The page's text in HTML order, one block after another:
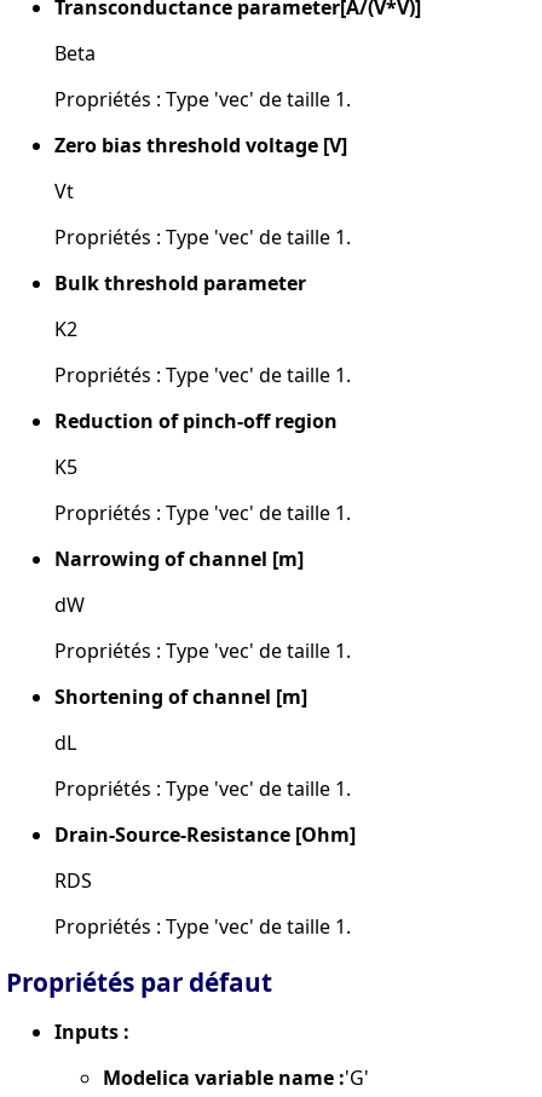
Transconductance parameter[A/(V*V)]
Beta
Propriétés : Type 'vec' de taille 1.
Zero bias threshold voltage [V]
Vt
Propriétés : Type 'vec' de taille 1.
Bulk threshold parameter
K2
Propriétés : Type 'vec' de taille 1.
Reduction of pinch-off region
K5
Propriétés : Type 'vec' de taille 1.
Narrowing of channel [m]
dW
Propriétés : Type 'vec' de taille 1.
Shortening of channel [m]
dL
Propriétés : Type 'vec' de taille 1.
Drain-Source-Resistance [Ohm]
RDS
Propriétés : Type 'vec' de taille 1.
Propriétés par défaut
Inputs :
Modelica variable name :'G'